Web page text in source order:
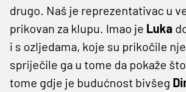
drugo. Naš je reprezentativac u
prikovan za klupu. Imao je Luka
i s ozljedama, koje su prikočile
spriječile ga u tome da pokaže
tome gdje je budućnost bivšeg